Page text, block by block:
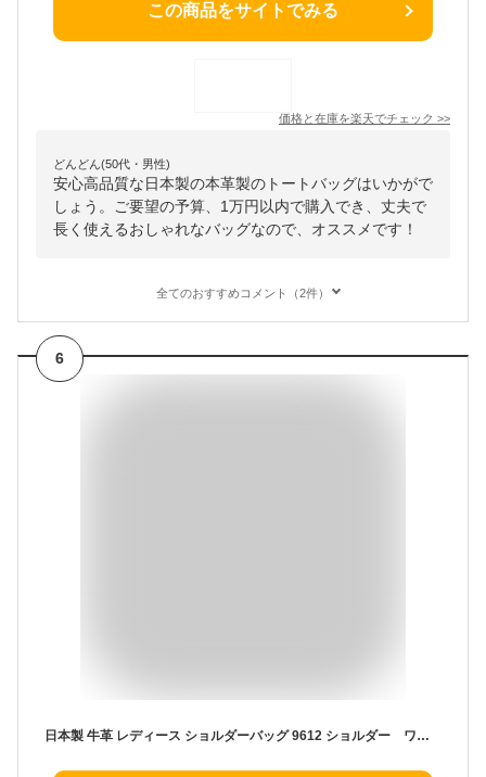
この商品をサイトでみる
価格と在庫を楽天でチェック >>
どんどん(50代・男性)
安心高品質な日本製の本革製のトートバッグはいかがで
しょう。ご要望の予算、1万円以内で購入でき、丈夫で
長く使えるおしゃれなバッグなので、オススメです！
全てのおすすめコメント（2件）
6
日本製 牛革 レディース ショルダーバッグ 9612 ショルダー ワンショルダーバッグ 本革 斜め掛け バッグ 斜め掛けカバン 人気